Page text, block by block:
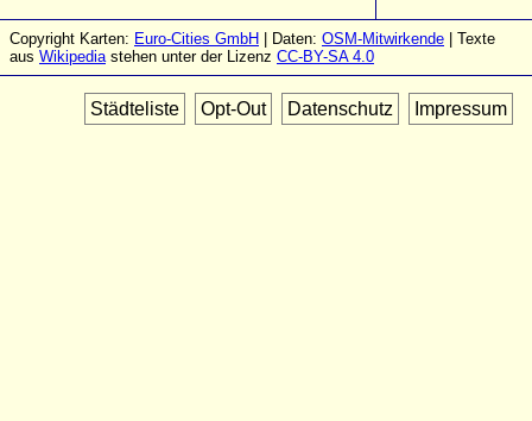
Copyright Karten: Euro-Cities GmbH | Daten: OSM-Mitwirkende | Texte
aus Wikipediastehen unter der Lizenz CC-BY-SA 4.0
Städteliste Opt-Out Datenschutz Impressum